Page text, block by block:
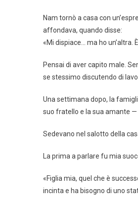
Nam tornò a casa con
affondava, quando disse:
«Mi dispiace… ma ho un’altra.
Pensai di aver capito male.
se stessimo discutendo di
Una settimana dopo, la
suo fratello e la sua amante —
Sedevano nel salotto della
La prima a parlare fu mia
«Figlia mia, quel che è
incinta e ha bisogno di uno